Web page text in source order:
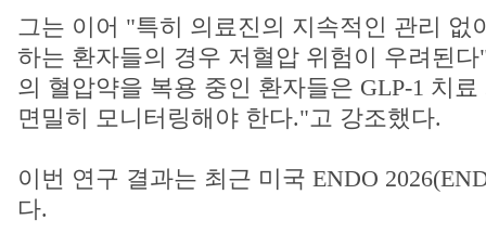
그는 이어 "특히 의료진의 지속적인 관리 없
하는 환자들의 경우 저혈압 위험이 우려된
의 혈압약을 복용 중인 환자들은 GLP-1 치
면밀히 모니터링해야 한다."고 강조했다.
이번 연구 결과는 최근 미국 ENDO
다.